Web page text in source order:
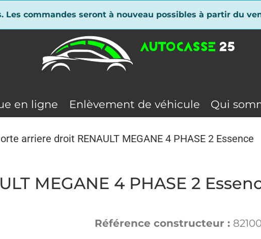
commandes seront à nouveau possibles à partir du
en ligne Enlèvement de véhicule Qui
arriere droit RENAULT MEGANE 4 PHASE 2 Essence
MEGANE 4 PHASE 2
Référence constructeur :